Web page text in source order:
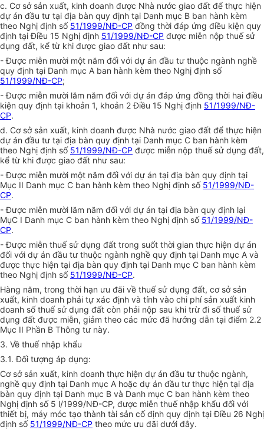
c. Cơ sở sản xuất, kinh doanh được Nhà nước giao đất để thực hiện
dự án đầu tư tại địa bàn quy định tại Danh mục B ban hành kèm
theo Nghị định số 51/1999/NĐ-CP đồng thời đáp ứng điều kiện quy
định tại Điều 15 Nghị định 51/1999/NĐ-CP được miễn nộp thuế sử
dụng đất, kể từ khi được giao đất như sau:
- Được miễn mười một năm đối với dự án đầu tư thuộc ngành nghề
quy định tại Danh mục A ban hành kèm theo Nghị định số
51/1999/NĐ-CP;
- Được miễn mười lăm năm đối với dự án đáp ứng đồng thời hai điều
kiện quy định tại khoản 1, khoản 2 Điều 15 Nghị định 51/1999/NĐ-
CP.
d. Cơ sở sản xuất, kinh doanh được Nhà nước giao đất để thực hiện
dự án đầu tư tại địa bàn quy định tại Danh mục C ban hành kèm
theo Nghị định số 51/1999/NĐ-CP được miễn nộp thuế sử dụng đất,
kể từ khi được giao đất như sau:
- Được miễn mười một năm đối với dự án tại địa bàn quy định tại
Mục II Danh mục C ban hành kèm theo Nghị định số 51/1999/NĐ-
CP.
- Được miễn mười lăm năm đối với dự án tại địa bàn quy định lại
MụC I Danh mục C ban hành kèm theo Nghị định số 51/1999/NĐ-
CP.
- Được miễn thuế sử dụng đất trong suốt thời gian thực hiện dự án
đối với dự án đầu tư thuộc ngành nghề quy định tại Danh mục A và
được thực hiện tại địa bàn quy định tại Danh mục C ban hành kèm
theo Nghị định số 51/1999/NĐ-CP.
Hàng năm, trong thời hạn ưu đãi về thuế sử dụng đất, cơ sở sản
xuất, kinh doanh phải tự xác định và tính vào chi phí sản xuất kinh
doanh số thuế sử dụng đất còn phải nộp sau khi trừ đi số thuế sử
dụng đất được miễn, giảm theo các mức đã hướng dẫn tại điểm 2.2
Mục II Phần B Thông tư này.
3. Về thuế nhập khẩu
3.1. Đối tượng áp dụng:
Cơ sở sản xuất, kinh doanh thực hiện dự án đầu tư thuộc ngành,
nghề quy định tại Danh mục A hoặc dự án đầu tư thực hiện tại địa
bàn quy định tại Danh mục B và Danh mục C ban hành kèm theo
Nghị định số 5 l/1999/NĐ-CP, được miễn thuế nhập khẩu đối với
thiết bị, máy móc tạo thành tài sản cố định quy định tại Điều 26 Nghị
định số 51/1999/NĐ-CP theo mức ưu đãi dưới đây.